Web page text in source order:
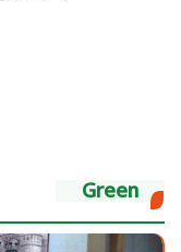
Green